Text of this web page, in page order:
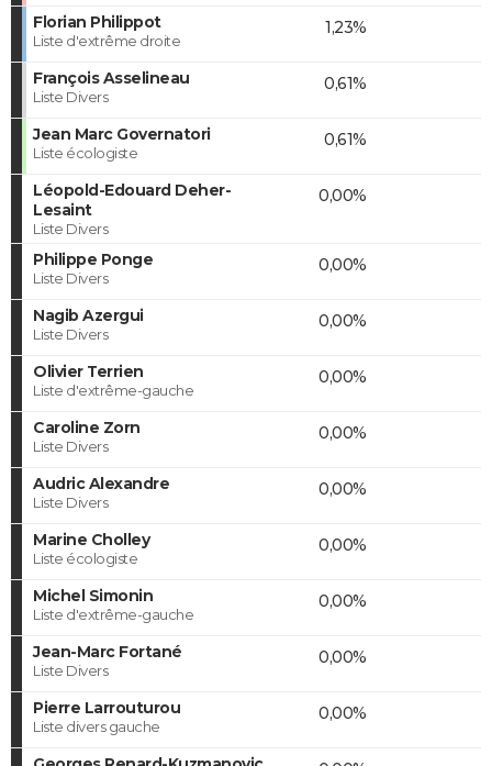
Florian Philippot
Liste d'extrême droite
1,23%
François Asselineau
Liste Divers
0,61%
Jean Marc Governatori
Liste écologiste
0,61%
Léopold-Edouard Deher-
Lesaint
Liste Divers
0,00%
Philippe Ponge
Liste Divers
0,00%
Nagib Azergui
Liste Divers
0,00%
Olivier Terrien
Liste d'extrême-gauche
0,00%
Caroline Zorn
Liste Divers
0,00%
Audric Alexandre
Liste Divers
0,00%
Marine Cholley
Liste écologiste
0,00%
Michel Simonin
Liste d'extrême-gauche
0,00%
Jean-Marc Fortané
Liste Divers
0,00%
Pierre Larrouturou
Liste divers gauche
0,00%